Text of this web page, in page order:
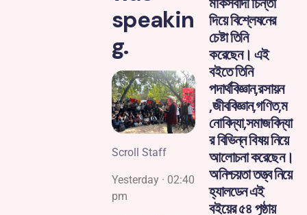
speakin
g.
Scroll Staff
Yesterday · 02:40
pm
দিয়ে বিশ্লেষনের
চেষ্টা তিনি
করেছেন। এই
বইতে তিনি
পদার্থবিজ্ঞান,রসায়ন
,জীববিজ্ঞান,গণিত,ম
নোবিদ্যা,সমাজবিদ্যা
র বিভিন্ন বিষয় নিয়ে
আলোচনা করেছেন।
অনিশ্চয়তা তত্ত্ব নিয়ে
হ্যালডেন এই
বইয়ের ৫৪ পৃষ্ঠায়